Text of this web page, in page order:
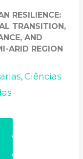
RESILIENCE:
TRANSITION,
AND
ARID REGION
, Ciências